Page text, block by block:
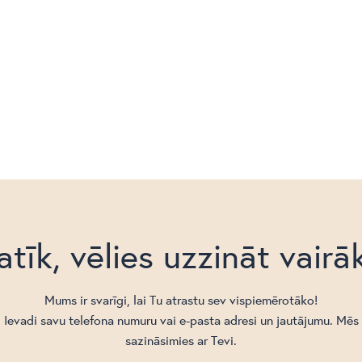
vēlies uzzināt
Mums ir svarīgi, lai Tu atrastu sev vispiemērotāko!
Ievadi savu telefona numuru vai e-pasta adresi un jautājumu. Mēs
sazināsimies ar Tevi.